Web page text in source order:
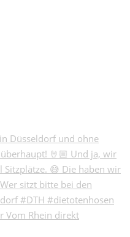
Vom Rhein direkt